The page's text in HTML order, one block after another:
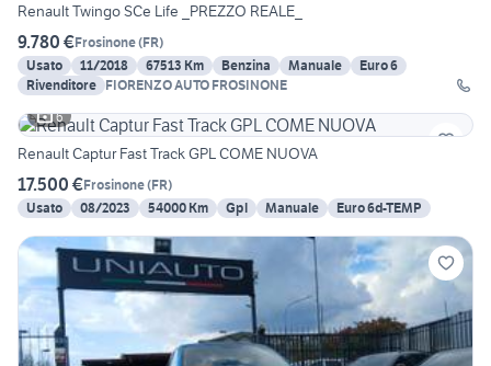
Renault Twingo SCe Life _PREZZO REALE_
9.780 €Frosinone(FR)
Usato
11/2018 67513 Km Benzina Manuale
Euro 6
Rivenditore FIORENZO AUTO FROSINONE
6
Renault Captur Fast Track GPL COME NUOVA
17.500 €Frosinone(FR)
Usato
08/2023 54000 Km Gpl Manuale Euro 6d-TEMP